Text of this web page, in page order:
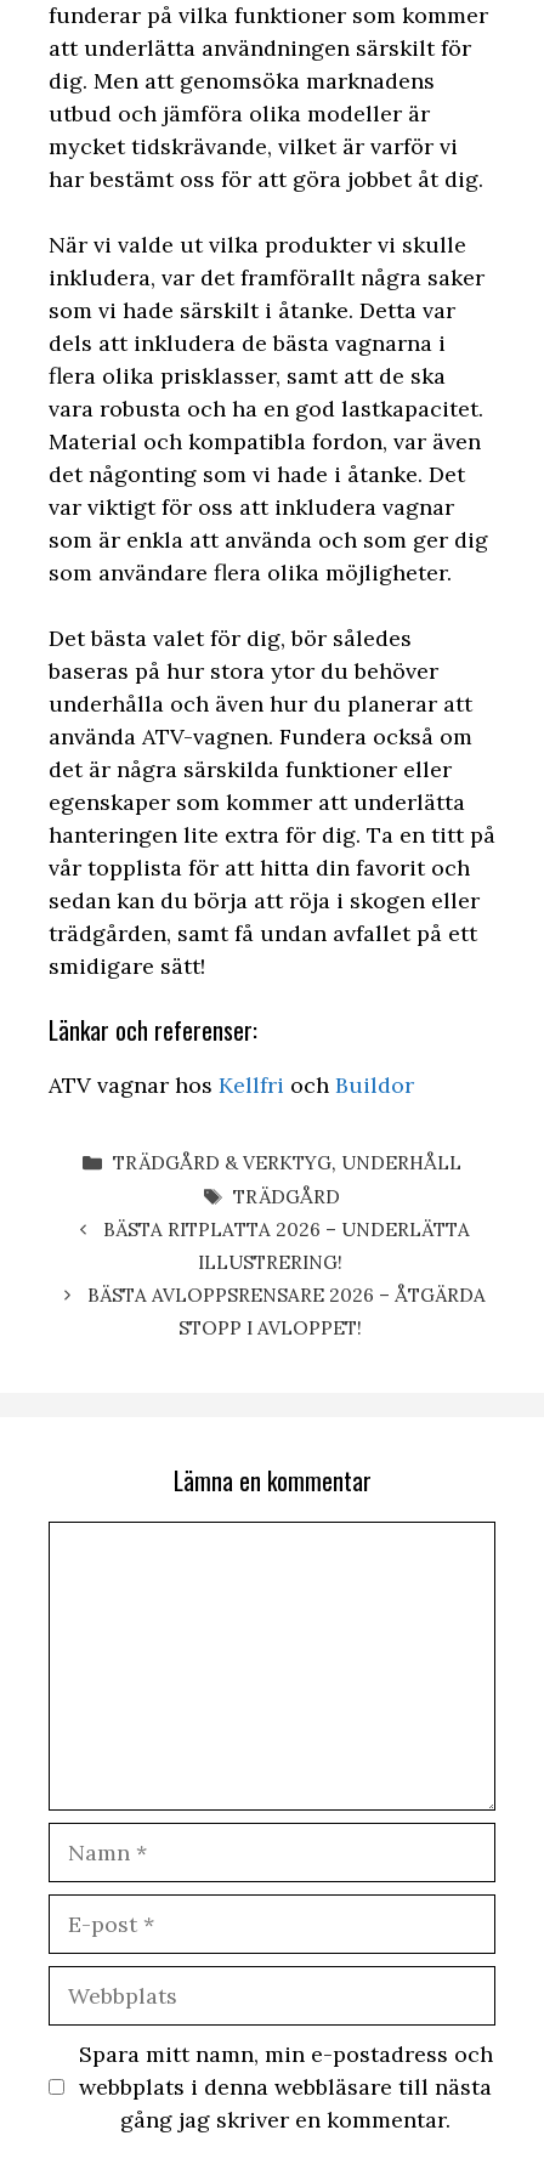
funderar på vilka funktioner som kommer
att underlätta användningen särskilt för
dig. Men att genomsöka marknadens
utbud och jämföra olika modeller är
mycket tidskrävande, vilket är varför vi
har bestämt oss för att göra jobbet åt dig.
När vi valde ut vilka produkter vi skulle
inkludera, var det framförallt några saker
som vi hade särskilt i åtanke. Detta var
dels att inkludera de bästa vagnarna i
flera olika prisklasser, samt att de ska
vara robusta och ha en god lastkapacitet.
Material och kompatibla fordon, var även
det någonting som vi hade i åtanke. Det
var viktigt för oss att inkludera vagnar
som är enkla att använda och som ger dig
som användare flera olika möjligheter.
Det bästa valet för dig, bör således
baseras på hur stora ytor du behöver
underhålla och även hur du planerar att
använda ATV-vagnen. Fundera också om
det är några särskilda funktioner eller
egenskaper som kommer att underlätta
hanteringen lite extra för dig. Ta en titt på
vår topplista för att hitta din favorit och
sedan kan du börja att röja i skogen eller
trädgården, samt få undan avfallet på ett
smidigare sätt!
Länkar och referenser:
ATV vagnar hos Kellfri och Buildor
KATEGORIER
TRÄDGÅRD & VERKTYG, UNDERHÅLL
ETIKETTER
TRÄDGÅRD
BÄSTA RITPLATTA 2026 – UNDERLÄTTA
ILLUSTRERING!
BÄSTA AVLOPPSRENSARE 2026 – ÅTGÄRDA
STOPP I AVLOPPET!
Lämna en kommentar
Spara mitt namn, min e-postadress och
webbplats i denna webbläsare till nästa
gång jag skriver en kommentar.